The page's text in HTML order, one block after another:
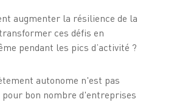
augmenter la résilience de la
ces défis en
pendant les pics d’activité ?
autonome n'est pas
bon nombre d'entreprises